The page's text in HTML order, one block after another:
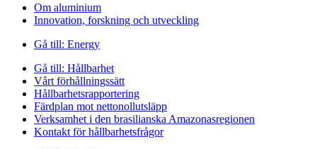
Om aluminium
Innovation, forskning och utveckling
Gå till: Energy
Gå till: Hållbarhet
Vårt förhållningssätt
Hållbarhetsrapportering
Färdplan mot nettonollutsläpp
Verksamhet i den brasilianska Amazonasregionen
Kontakt för hållbarhetsfrågor